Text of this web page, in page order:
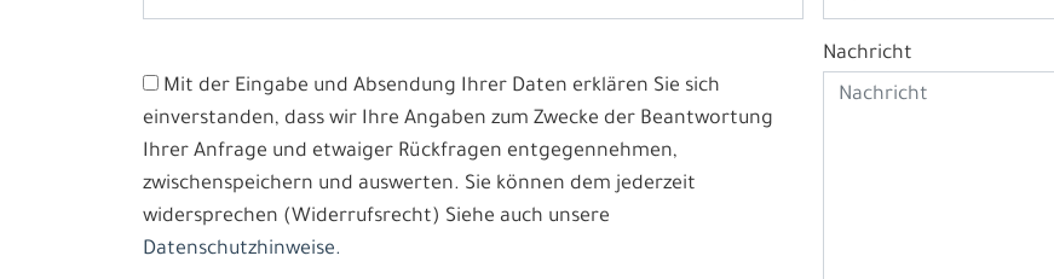
Mit der Eingabe und Absendung Ihrer Daten erklären Sie sich
einverstanden, dass wir Ihre Angaben zum Zwecke der Beantwortung
Ihrer Anfrage und etwaiger Rückfragen entgegennehmen,
zwischenspeichern und auswerten. Sie können dem jederzeit
widersprechen (Widerrufsrecht) Siehe auch unsere
Datenschutzhinweise.
Nachricht